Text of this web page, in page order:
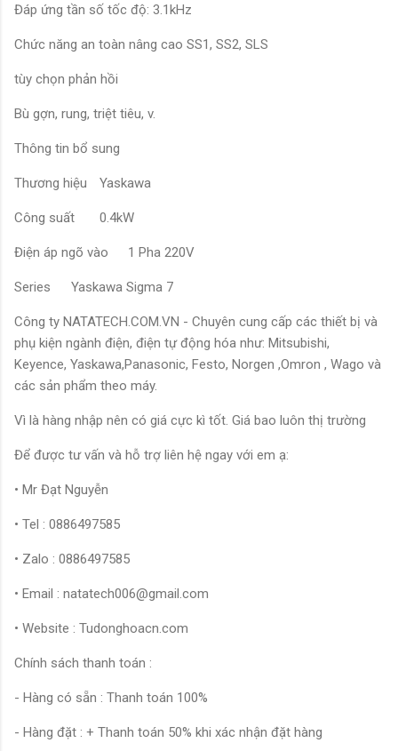
Đáp ứng tần số tốc độ: 3.1kHz
Chức năng an toàn nâng cao SS1, SS2, SLS
tùy chọn phản hồi
Bù gợn, rung, triệt tiêu, v.
Thông tin bổ sung
Thương hiệu Yaskawa
Công suất 0.4kW
Điện áp ngõ vào 1 Pha 220V
Series Yaskawa Sigma 7
Công ty NATATECH.COM.VN - Chuyên cung cấp các thiết bị và
phụ kiện ngành điện, điện tự động hóa như: Mitsubishi,
Keyence, Yaskawa,Panasonic, Festo, Norgen ,Omron , Wago và
các sản phẩm theo máy.
Vì là hàng nhập nên có giá cực kì tốt. Giá bao luôn thị trường
Để được tư vấn và hỗ trợ liên hệ ngay với em ạ:
• Mr Đạt Nguyễn
• Tel : 0886497585
• Zalo : 0886497585
• Email : natatech006@gmail.com
• Website : Tudonghoacn.com
Chính sách thanh toán :
- Hàng có sẵn : Thanh toán 100%
- Hàng đặt : + Thanh toán 50% khi xác nhận đặt hàng